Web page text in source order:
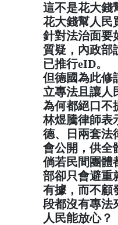
這不是花大錢
花大錢幫人民
針對法治面要
質疑，內政部
已推行eID。
但德國為此修
立專法且讓人
為何都絕口不
林煜騰律師表
德、日兩套法
會公開，供全
倘若民間團體
部卻只會避重
有據，而不顧
段都沒有專法
人民能放心？